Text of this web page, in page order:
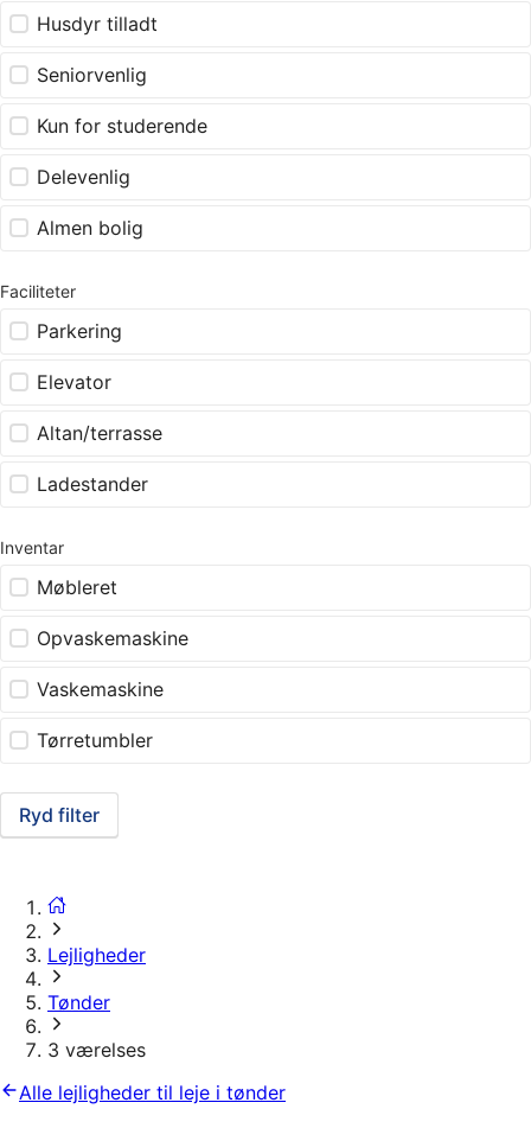
Husdyr tilladt
Seniorvenlig
Kun for studerende
Delevenlig
Almen bolig
Faciliteter
Parkering
Elevator
Altan/terrasse
Ladestander
Inventar
Møbleret
Opvaskemaskine
Vaskemaskine
Tørretumbler
Ryd filter
Lejligheder
Tønder
3 værelses
Alle lejligheder til leje i tønder